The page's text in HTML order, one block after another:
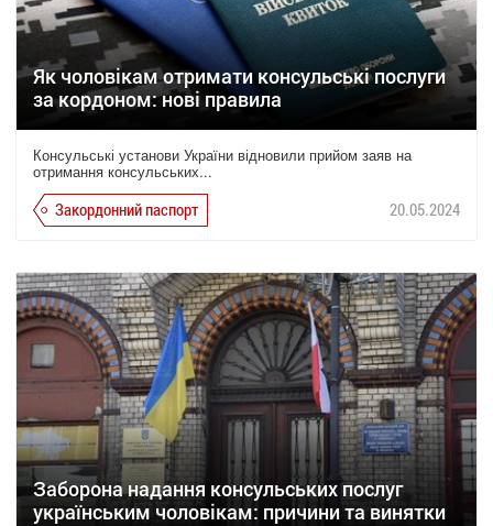
Як чоловікам отримати консульські послуги
за кордоном: нові правила
Консульські установи України відновили прийом заяв на
отримання консульських...
Закордонний паспорт 20.05.2024
Заборона надання консульських послуг
українським чоловікам: причини та винятки